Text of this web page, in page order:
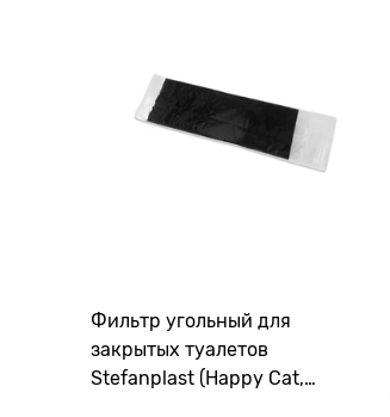
Фильтр угольный для
закрытых туалетов
Stefanplast (Happy Cat,